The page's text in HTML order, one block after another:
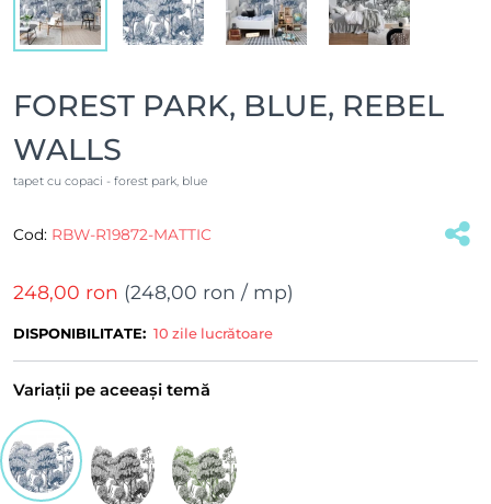
FOREST PARK, BLUE, REBEL
WALLS
tapet cu copaci - forest park, blue
Cod: RBW-R19872-MATTIC
248,00 ron (248,00 ron / mp)
DISPONIBILITATE: 10 zile lucrătoare
Variații pe aceeași temă